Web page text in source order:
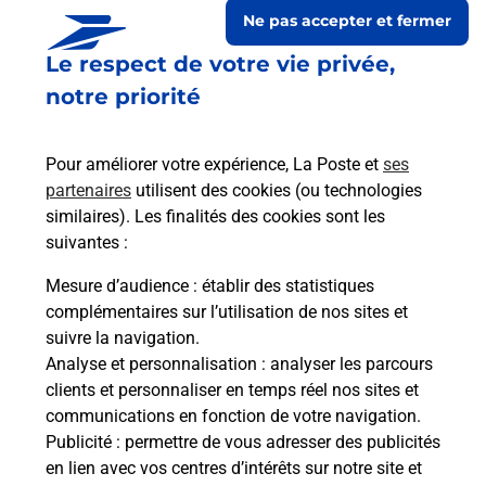
Le respect de votre vie privée,
notre priorité
Pour améliorer votre expérience, La Poste et ses
partenaires utilisent des cookies (ou technologies
similaires). Les finalités des cookies sont les
suivantes :
Mesure d’audience : établir des statistiques
complémentaires sur l’utilisation de nos sites et
suivre la navigation.
Analyse et personnalisation : analyser les parcours
clients et personnaliser en temps réel nos sites et
communications en fonction de votre navigation.
Publicité : permettre de vous adresser des publicités
en lien avec vos centres d’intérêts sur notre site et
Ne pas accepter et fermer
Collecte du courrier aujourd'hui à 08h30
2 Rue De L Eglise
02360 Rouvroy Sur Serre
Itinéraire
Le lien s'ouvre dans un nouvel onglet